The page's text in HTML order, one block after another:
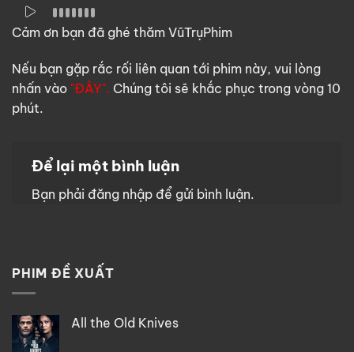
Cảm ơn bạn đã ghé thăm VũTrụPhim
Nếu bạn gặp rắc rối liên quan tới phim này, vui lòng
nhấn vào "ĐÂY". Chúng tôi sẽ khắc phục trong vòng 10
phút.
Để lại một bình luận
Bạn phải đăng nhập để gửi bình luận.
PHIM ĐỀ XUẤT
All the Old Knives